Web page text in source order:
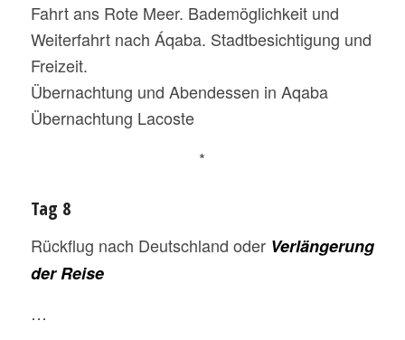
Fahrt ans Rote Meer. Bademöglichkeit und
Weiterfahrt nach Áqaba. Stadtbesichtigung und
Freizeit.
Übernachtung und Abendessen in Aqaba
Übernachtung Lacoste
*
Tag 8
Rückflug nach Deutschland oder Verlängerung
der Reise
…